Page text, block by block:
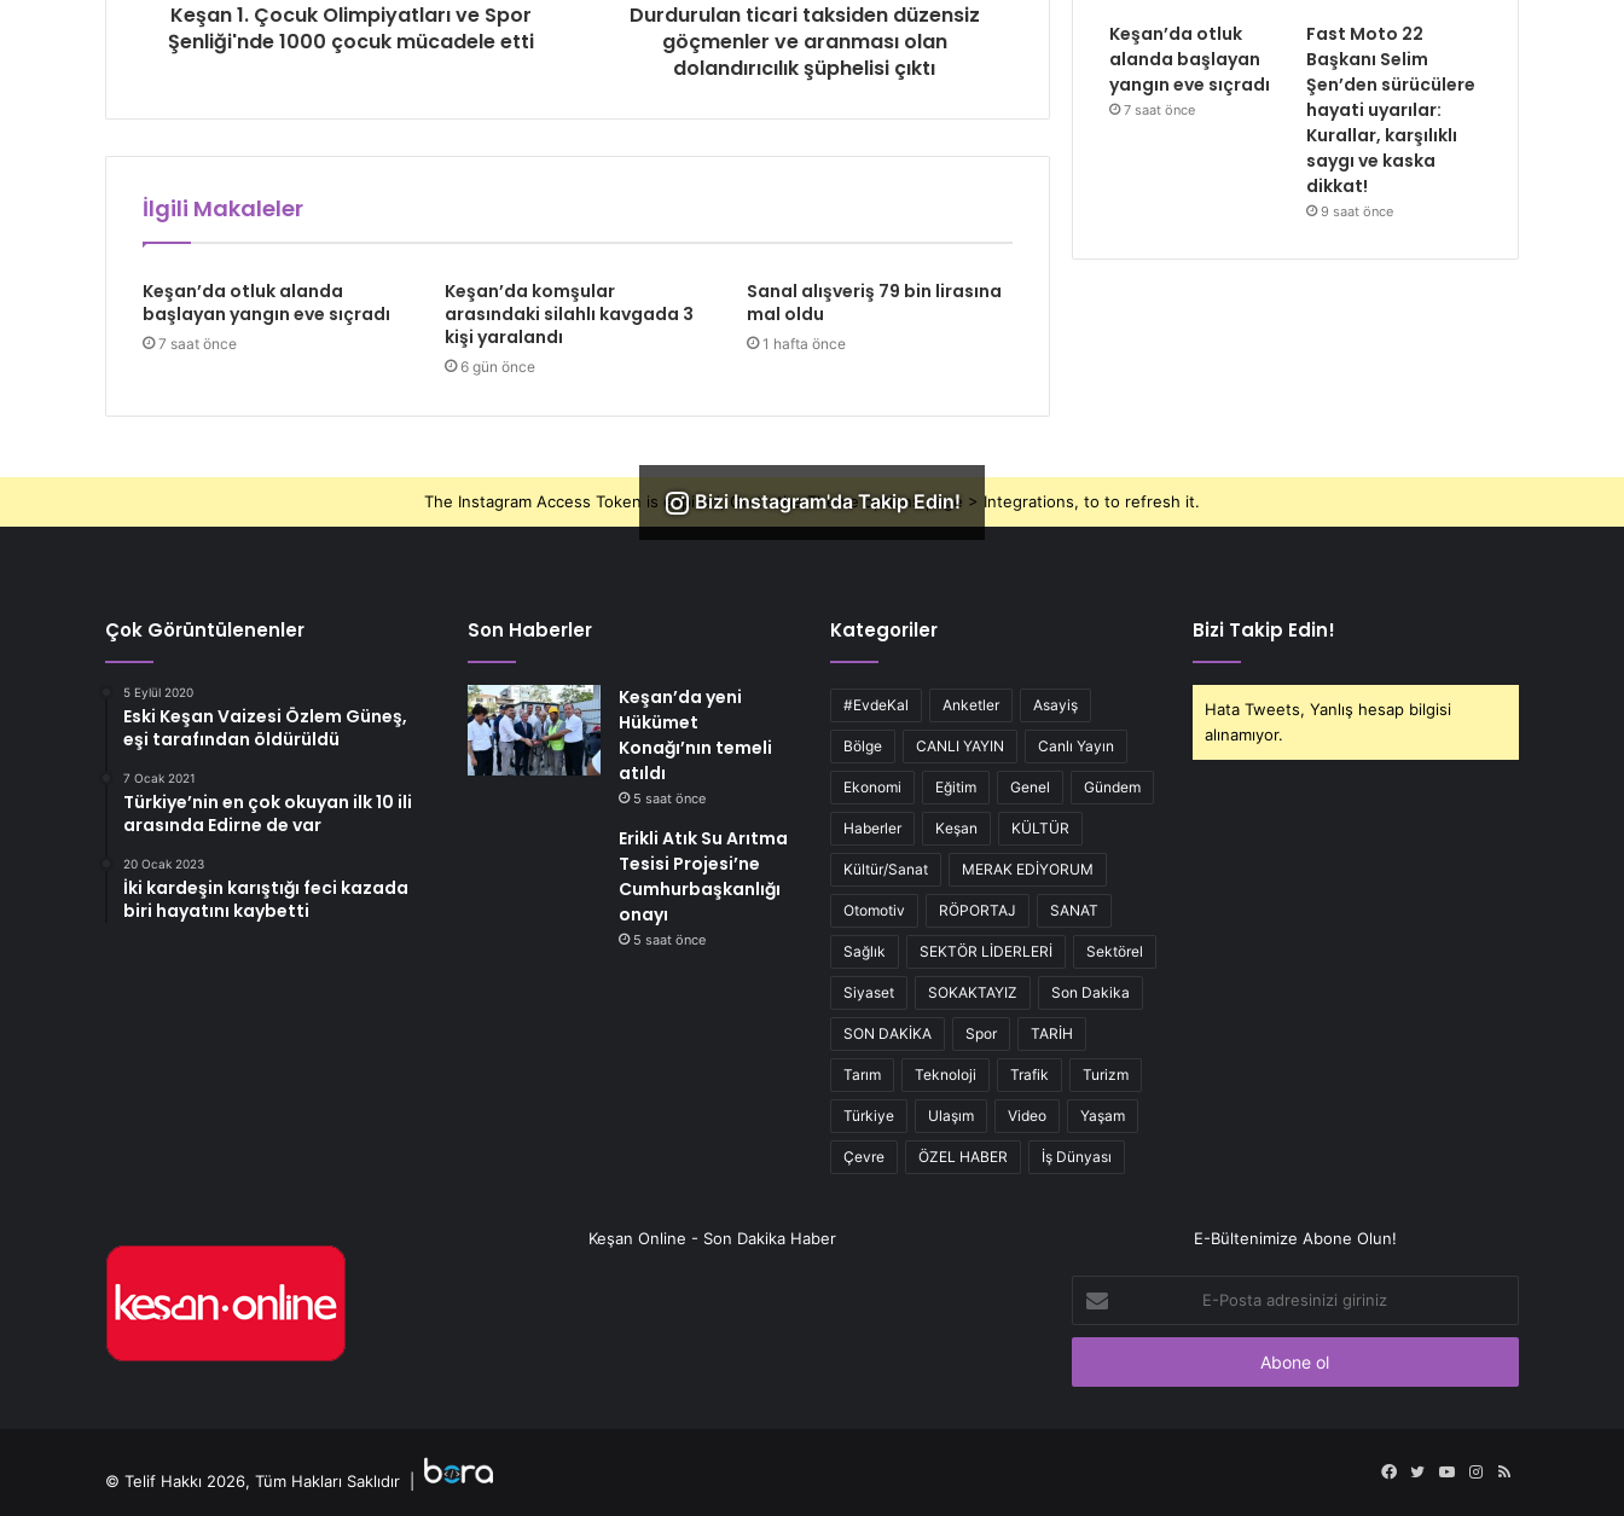
Keşan 1. Çocuk Olimpiyatları ve Spor
Şenliği'nde 1000 çocuk mücadele etti
Durdurulan ticari taksiden düzensiz
göçmenler ve aranması olan
dolandırıcılık şüphelisi çıktı
İlgili Makaleler
Keşan’da otluk alanda
başlayan yangın eve sıçradı
7 saat önce
Keşan’da komşular
arasındaki silahlı kavgada 3
kişi yaralandı
6 gün önce
Sanal alışveriş 79 bin lirasına
mal oldu
1 hafta önce
Keşan’da otluk
alanda başlayan
yangın eve sıçradı
7 saat önce
Fast Moto 22
Başkanı Selim
Şen’den sürücülere
hayati uyarılar:
Kurallar, karşılıklı
saygı ve kaska
dikkat!
9 saat önce
Bizi Instagram'da Takip Edin!
The Instagram Access Token is expired, Go to the Theme options page > Integrations, to to refresh it.
Çok Görüntülenenler
5 Eylül 2020
Eski Keşan Vaizesi Özlem Güneş,
eşi tarafından öldürüldü
7 Ocak 2021
Türkiye’nin en çok okuyan ilk 10 ili
arasında Edirne de var
20 Ocak 2023
İki kardeşin karıştığı feci kazada
biri hayatını kaybetti
Son Haberler
Keşan’da yeni
Hükümet
Konağı’nın temeli
atıldı
5 saat önce
Erikli Atık Su Arıtma
Tesisi Projesi’ne
Cumhurbaşkanlığı
onayı
5 saat önce
Kategoriler
#EvdeKal Anketler Asayiş
Bölge CANLI YAYIN Canlı Yayın
Ekonomi Eğitim Genel Gündem
Haberler Keşan KÜLTÜR
Kültür/Sanat MERAK EDİYORUM
Otomotiv RÖPORTAJ SANAT
Sağlık SEKTÖR LİDERLERİ Sektörel
Siyaset SOKAKTAYIZ Son Dakika
SON DAKİKA Spor TARİH
Tarım Teknoloji Trafik Turizm
Türkiye Ulaşım Video Yaşam
Çevre ÖZEL HABER İş Dünyası
Bizi Takip Edin!
Hata Tweets, Yanlış hesap bilgisi
alınamıyor.
Keşan Online - Son Dakika Haber E-Bültenimize Abone Olun!
Posta
adresinizi
© Telif Hakkı 2026, Tüm Hakları Saklıdır |
Facebook
TwitterYouTubeInstagram
RSS